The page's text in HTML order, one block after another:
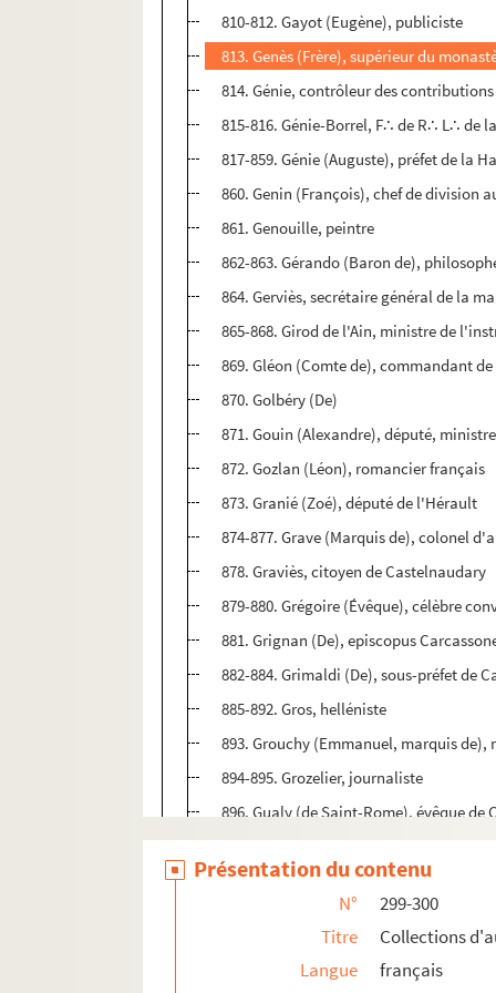
810-812. Gayot (Eugène), publiciste
813. Genès (Frère), supérieur du
814. Génie, contrôleur des
815-816. Génie-Borrel, F∴ de R∴ L∴ de
817-859. Génie (Auguste), préfet de la
860. Genin (François), chef de division
861. Genouille, peintre
862-863. Gérando (Baron de),
864. Gerviès, secrétaire général de la
865-868. Girod de l'Ain, ministre de
869. Gléon (Comte de), commandant
870. Golbéry (De)
871. Gouin (Alexandre), député, ministre
872. Gozlan (Léon), romancier français
873. Granié (Zoé), député de l'Hérault
874-877. Grave (Marquis de), colonel
878. Graviès, citoyen de Castelnaudary
879-880. Grégoire (Évêque), célèbre
881. Grignan (De), episcopus
882-884. Grimaldi (De), sous-préfet de
885-892. Gros, helléniste
893. Grouchy (Emmanuel, marquis de),
894-895. Grozelier, journaliste
896. Gualy (de Saint-Rome), évêque de
897-898. Guérin, président de
899. Guerlé (De), littérateur français
900. Guigou, peintre
901. Guilhermy (De), conseiller d'État
902. Guillermy (Mmede Latger de) 1789
Présentation du contenu
N°
299-300
Titre
Collections
Langue
français